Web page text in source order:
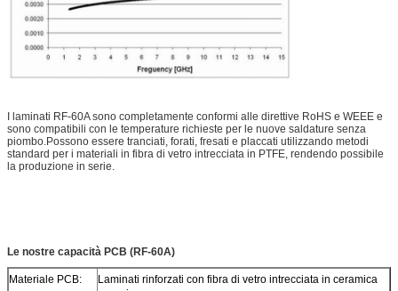
I laminati RF-60A sono completamente conformi alle direttive RoHS e WEEE e
sono compatibili con le temperature richieste per le nuove saldature senza
piombo.Possono essere tranciati, forati, fresati e placcati utilizzando metodi
standard per i materiali in fibra di vetro intrecciata in PTFE, rendendo possibile
la produzione in serie.
Le nostre capacità PCB (RF-60A)
Materiale PCB:
Laminati rinforzati con fibra di vetro intrecciata in ceramica